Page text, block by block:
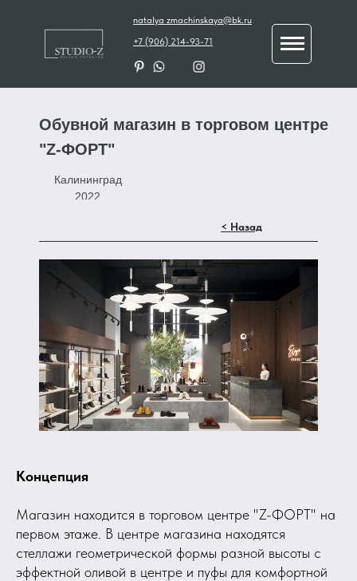
natalya_zmachinskaya@bk.ru
+7 (906) 214-93-71
Обувной магазин в торговом центре
"Z-ФОРТ"
Калининград
2022
< Назад
Концепция
Магазин находится в торговом центре "Z-ФОРТ" на
первом этаже. В центре магазина находятся
стеллажи геометрической формы разной высоты с
эффектной оливой в центре и пуфы для комфортной